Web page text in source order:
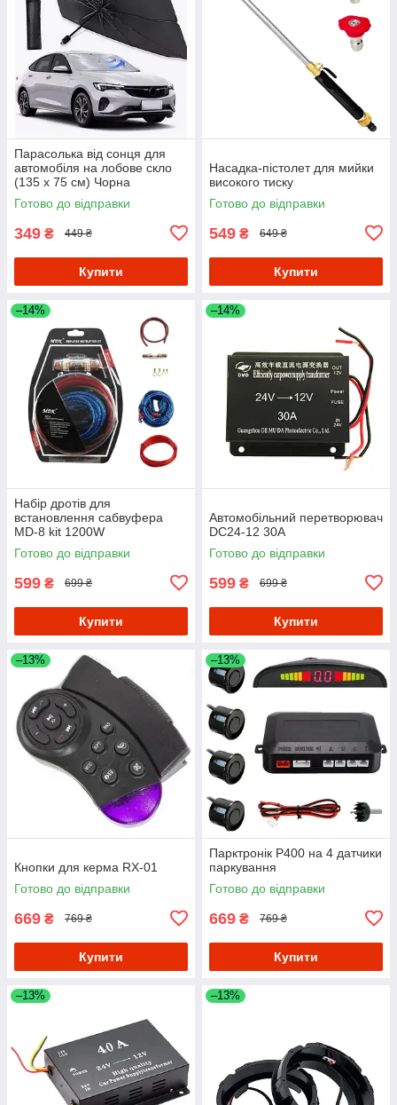
Парасолька від сонця для
автомобіля на лобове скло
(135 х 75 см) Чорна
Готово до відправки
349 ₴ 449 ₴
Купити
Насадка-пістолет для мийки
високого тиску
Готово до відправки
549 ₴ 649 ₴
Купити
–14%
Набір дротів для
встановлення сабвуфера
MD-8 kit 1200W
Готово до відправки
599 ₴ 699 ₴
Купити
–14%
Автомобільний перетворювач
DC24-12 30A
Готово до відправки
599 ₴ 699 ₴
Купити
–13%
Кнопки для керма RX-01
Готово до відправки
669 ₴ 769 ₴
Купити
–13%
Парктронік P400 на 4 датчики
паркування
Готово до відправки
669 ₴ 769 ₴
Купити
–13% –13%